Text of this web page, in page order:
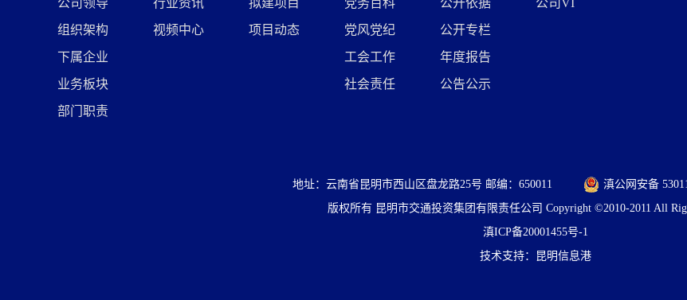
公司领导
组织架构
下属企业
业务板块
部门职责
行业资讯
视频中心
拟建项目
项目动态
党务百科
党风党纪
工会工作
社会责任
公开依据
公开专栏
年度报告
公告公示
公司VI
地址：云南省昆明市西山区盘龙路25号 邮编：650011
滇公网安备
版权所有 昆明市交通投资集团有限责任公司 Copyright ©2010-2011 All
滇ICP备20001455号-1
技术支持：
昆明信息港